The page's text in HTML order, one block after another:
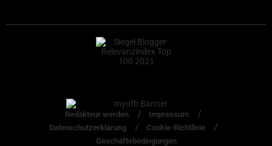
Redakteur werden
Impressum
Datenschutzerklärung
Cookie-Richtlinie
Geschäftsbedingungen